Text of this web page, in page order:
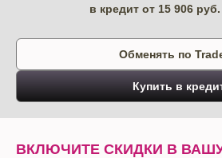
в кредит от 15 906
Обменять по
Купить в
ВКЛЮЧИТЕ СКИДКИ В